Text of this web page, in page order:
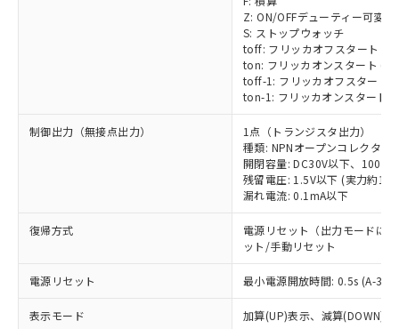
Z: ON/OFFデューティー可変
S: ストップウォッチ
toff: フリッカオフスタート
ton: フリッカオンスタート (Ⅰ)
toff-1: フリッカオフスタート
ton-1: フリッカオンスタート
制御出力（無接点出力）
1点（トランジスタ出力）
種類: NPNオープンコレクタ
開閉容量: DC30V以下、
残留電圧: 1.5V以下 (実力約1V)
漏れ電流: 0.1mA以下
復帰方式
電源リセット（出力モードに
ット/手動リセット
電源リセット 最小電源開放時間: 0.5s (A-3
表示モード 加算(UP)表示、減算(DOWN)